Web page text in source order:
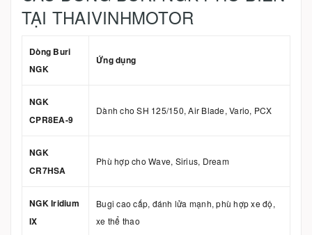
TẠI THAIVINHMOTOR
Dòng Buri
NGK
Ứng dụng
NGK
CPR8EA-9
Dành cho SH 125/150, Air Blade, Vario, PCX
NGK
CR7HSA
Phù hợp cho Wave, Sirius, Dream
NGK Iridium
IX
Bugi cao cấp, đánh lửa mạnh, phù hợp xe độ,
xe thể thao